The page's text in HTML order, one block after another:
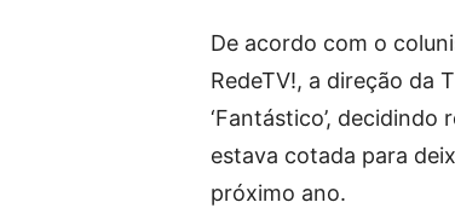
De acordo com o
RedeTV!, a direção da
‘Fantástico’,
estava cotada para
próximo ano.